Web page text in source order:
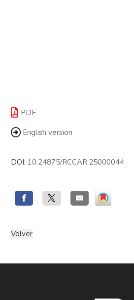
PDF
English version
DOI: 10.24875/RCCAR.25000044